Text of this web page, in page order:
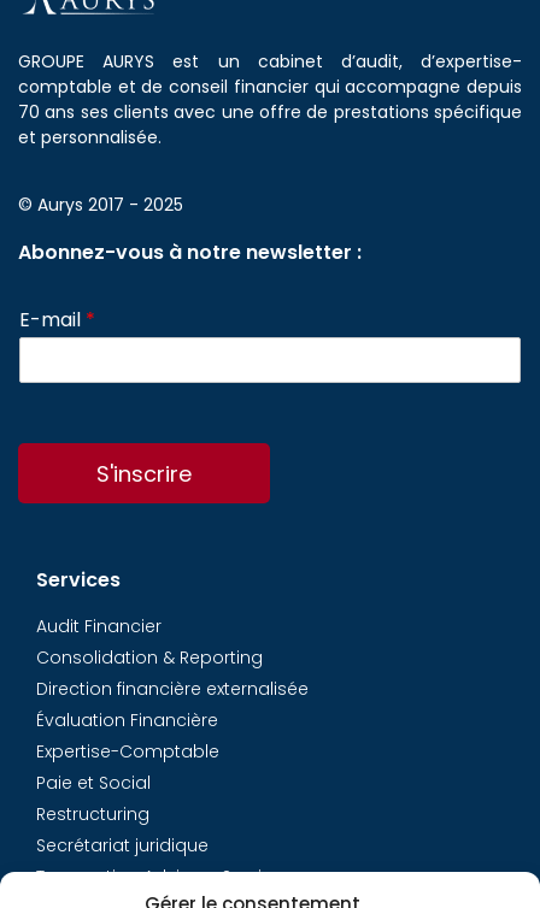
GROUPE AURYS est un cabinet d’audit, d’expertise-
comptable et de conseil financier qui accompagne depuis
70 ans ses clients avec une offre de prestations spécifique
et personnalisée.
© Aurys 2017 - 2025
Abonnez-vous à notre newsletter :
E-mail *
S'inscrire
Services
Audit Financier
Consolidation & Reporting
Direction financière externalisée
Évaluation Financière
Expertise-Comptable
Paie et Social
Restructuring
Secrétariat juridique
Transaction Advisory Services